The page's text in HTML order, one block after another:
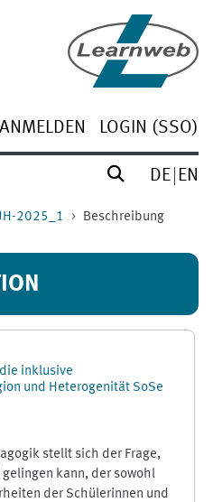
ANMELDEN LOGIN (SSO)
DE EN
2025_1 Beschreibung
inklusive
und Heterogenität SoSe
stellt sich der Frage,
kann, der sowohl
der Schülerinnen und